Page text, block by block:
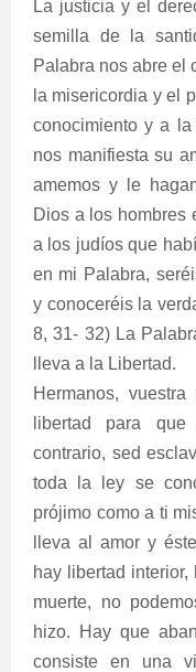
La justicia y el
semilla de la
Palabra nos abre el
la misericordia y el
conocimiento y a
nos manifiesta su
amemos y le
Dios a los hombres
a los judíos que
en mi Palabra,
y conoceréis la
8, 31- 32) La
lleva a la Libertad.
Hermanos,
libertad para
contrario, sed
toda la ley se
prójimo como a ti
lleva al amor y
hay libertad
muerte, no
hizo. Hay que
consiste en una